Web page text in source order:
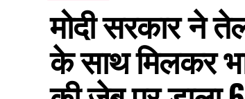
मोदी सरकार ने
के साथ मिलकर